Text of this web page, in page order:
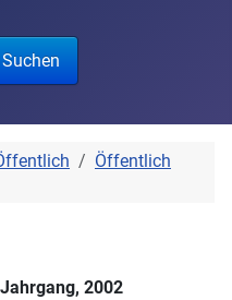
Suchen
Öffentlich
2002